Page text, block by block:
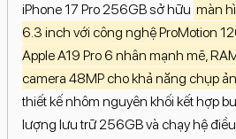
iPhone 17 Pro 256GB sở hữu màn
6.3 inch với công nghệ ProMotion
Apple A19 Pro 6 nhân mạnh mẽ,
camera 48MP cho khả năng chụp
thiết kế nhôm nguyên khối kết hợp
lượng lưu trữ 256GB và chạy hệ